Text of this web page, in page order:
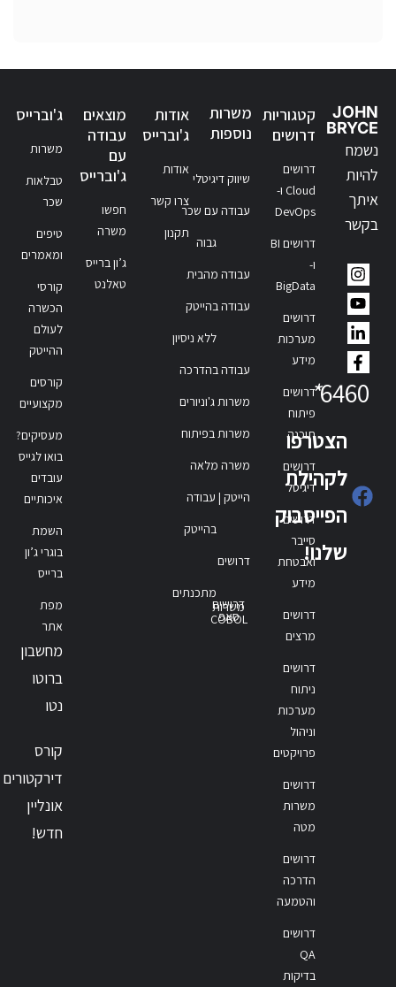
JOHN
BRYCE
נשמח
להיות
איתך
בקשר
6460
*
הצטרפו
לקהילת
הפייסבוק
שלנו!
קטגוריות
דרושים
דרושים
Cloud ו-
DevOps
דרושים BI
ו-
BigData
דרושים
מערכות
מידע
דרושים
פיתוח
תוכנה
דרושים
דיגיטל
דרושים
סייבר
ואבטחת
מידע
דרושים
מרצים
דרושים
ניתוח
מערכות
וניהול
פרויקטים
דרושים
משרות
מטה
דרושים
הדרכה
והטמעה
דרושים
QA
בדיקות
משרות
נוספות
שיווק דיגיטלי
עבודה עם שכר
גבוה
עבודה מהבית
עבודה בהייטק
ללא ניסיון
עבודה בהדרכה
משרות ג'וניורים
משרות בפיתוח
משרה מלאה
הייטק | עבודה
בהייטק
דרושים
מתכנתים
דרושים
סאפ
משרות
COBOL
אודות
ג'וברייס
אודות
צרו קשר
תקנון
מוצאים
עבודה
עם
ג'וברייס
חפשו
משרה
ג’ון ברייס
טאלנט
ג'וברייס
משרות
טבלאות
שכר
טיפים
ומאמרים
קורסי
הכשרה
לעולם
ההייטק
קורסים
מקצועיים
מעסיקים?
בואו לגייס
עובדים
איכותיים
השמת
בוגרי ג’ון
ברייס
מפת
אתר
מחשבון
ברוטו
נטו
קורס
דירקטורים
אונליין
חדש!